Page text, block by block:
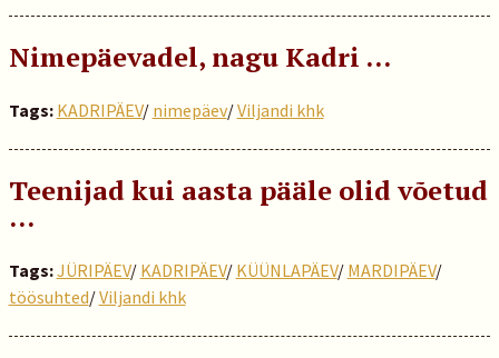
Nimepäevadel, nagu Kadri …
Tags: KADRIPÄEV/ nimepäev/Viljandi khk
Teenijad kui aasta pääle olid võetud
…
Tags:JÜRIPÄEV/ KADRIPÄEV/ KÜÜNLAPÄEV/ MARDIPÄEV/
töösuhted/Viljandi khk